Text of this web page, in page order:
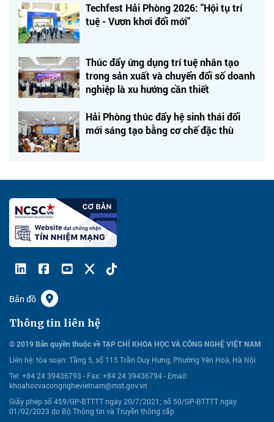
Techfest Hải Phòng 2026: "Hội tụ trí
tuệ - Vươn khơi đổi mới"
Thúc đẩy ứng dụng trí tuệ nhân tạo
trong sản xuất và chuyển đổi số doanh
nghiệp là xu hướng cần thiết
Hải Phòng thúc đẩy hệ sinh thái đổi
mới sáng tạo bằng cơ chế đặc thù
Bản đồ
Thông tin liên hệ
© 2019 Bản quyền thuộc về TẠP CHÍ KHOA HỌC VÀ CÔNG NGHỆ VIỆT NAM
Liên hệ: tòa soạn: Tầng 5, số 115 Trần Duy Hưng, Phường Yên Hoà, Hà Nội
Tel: +84 24 39436793 - Fax: +84 24 39436794 - Email:
khoahocvacongnghevietnam@mst.gov.vn
Giấy phép số 459/GP-BTTTT ngày 20/7/2021; số 50/GP-BTTTT ngày
01/02/2023 do Bộ Thông tin và Truyền thông cấp